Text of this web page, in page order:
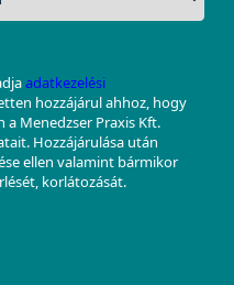
adatkezelési
hozzájárul ahhoz, hogy
Menedzser Praxis Kft.
Hozzájárulása után
ellen valamint bármikor
korlátozását.